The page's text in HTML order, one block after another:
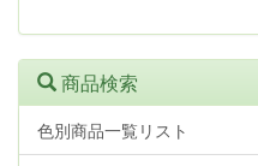
商品検索
色別商品一覧リスト